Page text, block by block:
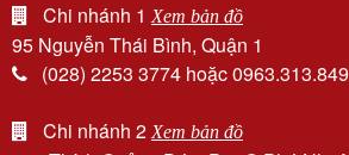
Chi nhánh 1Xem bản đồ
95 Nguyễn Thái Bình, Quận 1
(028) 2253 3774 hoặc 0963.313.849
Chi nhánh 2Xem bản đồ